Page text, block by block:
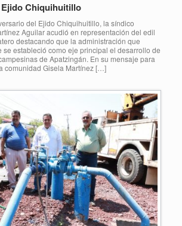
Chiquihuitillo
del Ejido Chiquihuitillo, la síndico
Aguilar acudió en representación del edil
destacando que la administración que
se estableció como eje principal el desarrollo de
de Apatzingán. En su mensaje para
comunidad Gisela Martínez […]